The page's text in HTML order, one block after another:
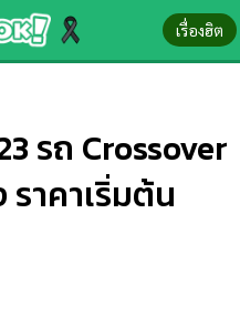
เรื่องฮิต
รถ Crossover
ราคาเริ่มต้น